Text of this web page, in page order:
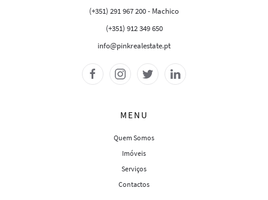
(+351) 291 967 200 - Machico
(+351) 912 349 650
info@pinkrealestate.pt
MENU
Quem Somos
Imóveis
Serviços
Contactos